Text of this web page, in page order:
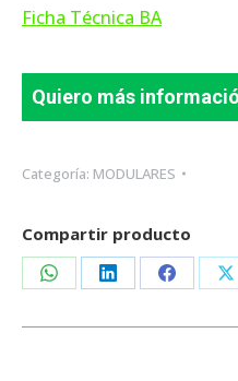
Ficha Técnica BA
Quiero más
Categoría: MODULARES
Compartir producto
Share
on
Share
on
Share
on